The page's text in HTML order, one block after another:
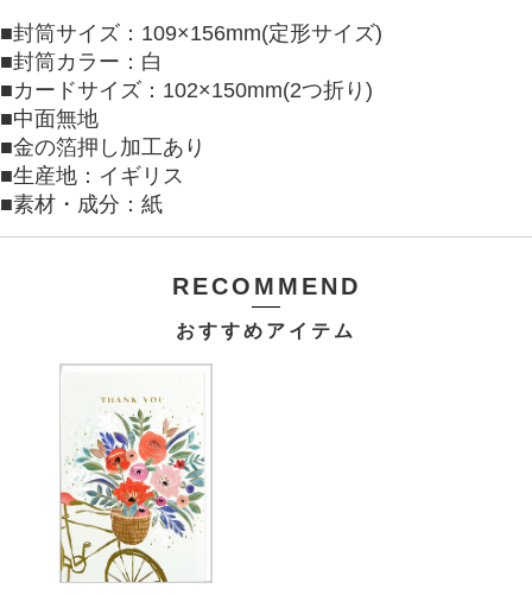
■封筒サイズ：109×156mm(定形サイズ)
■封筒カラー：白
■カードサイズ：102×150mm(2つ折り)
■中面無地
■金の箔押し加工あり
■生産地：イギリス
■素材・成分：紙
RECOMMEND
おすすめアイテム